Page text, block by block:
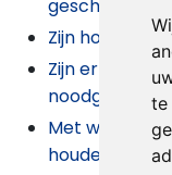
te
geschikt zijn
Zijn honden
Zijn er
noodgevallen
Met welke
houden als ik